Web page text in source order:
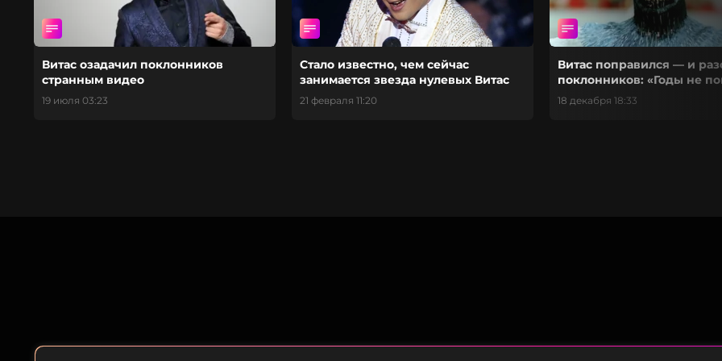
Витас озадачил поклонников
странным видео
19 июля 03:23
Стало известно, чем сейчас
занимается звезда нулевых Витас
21 февраля 11:20
Витас поправился — и
поклонников: «Годы не
18 декабря 18:33